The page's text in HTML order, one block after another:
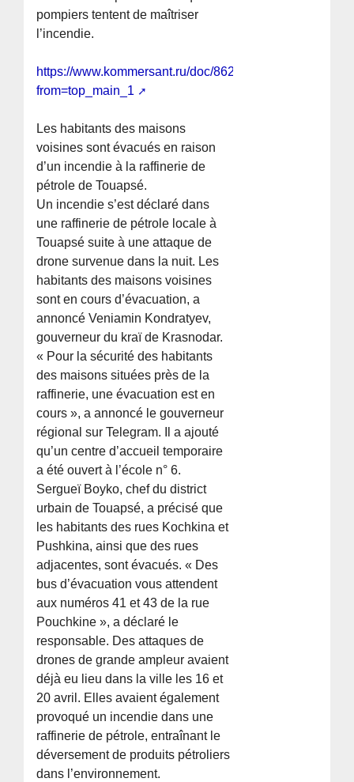
pompiers tentent de maîtriser
l’incendie.
https://www.kommersant.ru/doc/8624660?
from=top_main_1
Les habitants des maisons
voisines sont évacués en raison
d’un incendie à la raffinerie de
pétrole de Touapsé.
Un incendie s’est déclaré dans
une raffinerie de pétrole locale à
Touapsé suite à une attaque de
drone survenue dans la nuit. Les
habitants des maisons voisines
sont en cours d’évacuation, a
annoncé Veniamin Kondratyev,
gouverneur du kraï de Krasnodar.
« Pour la sécurité des habitants
des maisons situées près de la
raffinerie, une évacuation est en
cours », a annoncé le gouverneur
régional sur Telegram. Il a ajouté
qu’un centre d’accueil temporaire
a été ouvert à l’école n° 6.
Sergueï Boyko, chef du district
urbain de Touapsé, a précisé que
les habitants des rues Kochkina et
Pushkina, ainsi que des rues
adjacentes, sont évacués. « Des
bus d’évacuation vous attendent
aux numéros 41 et 43 de la rue
Pouchkine », a déclaré le
responsable. Des attaques de
drones de grande ampleur avaient
déjà eu lieu dans la ville les 16 et
20 avril. Elles avaient également
provoqué un incendie dans une
raffinerie de pétrole, entraînant le
déversement de produits pétroliers
dans l’environnement.